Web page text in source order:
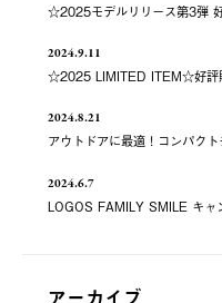
☆2025モデルリリース第3弾
2024.9.11
☆2025 LIMITED ITEM☆好評
2024.8.21
アウトドアに最適！コンパク
2024.6.7
LOGOS FAMILY SMILE キャ
アーカイブ